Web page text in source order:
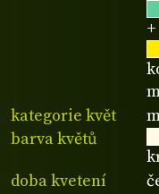
+
kategorie květ
barva květů
doba kvetení